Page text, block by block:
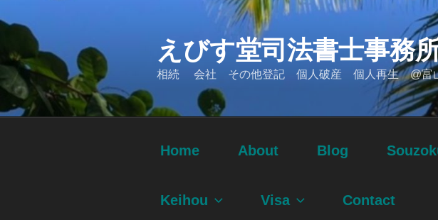
ン
ン
へ
ス
えびす堂司法書士事務
相続 会社 その他登記 個人破産 個人再生 @富
Home About Blog
Keihou Visa Contact